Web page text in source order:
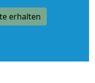
erhalten